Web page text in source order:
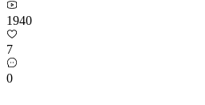
1940
7
0